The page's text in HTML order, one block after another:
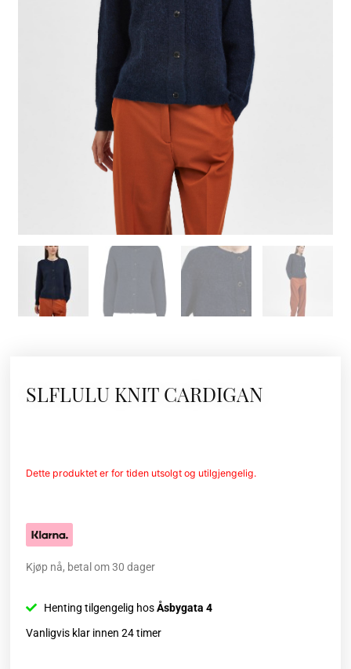
SLFLULU KNIT CARDIGAN
Dette produktet er for tiden utsolgt og utilgjengelig.
Kjøp nå, betal om 30 dager
Henting tilgengelig hosÅsbygata 4
Vanligvis klar innen 24 timer